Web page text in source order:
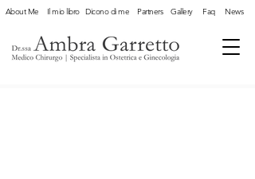
About Me Il mio libro Dicono di me Partners Gallery Faq News